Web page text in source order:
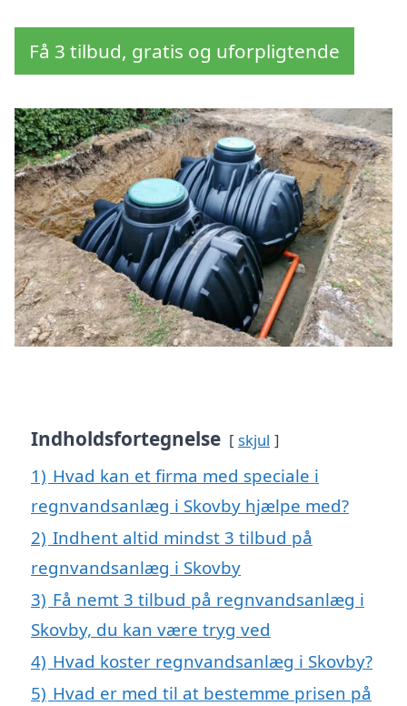
Få 3 tilbud, gratis og uforpligtende
Indholdsfortegnelse skjul
1) Hvad kan et firma med speciale i
regnvandsanlæg i Skovby hjælpe med?
2) Indhent altid mindst 3 tilbud på
regnvandsanlæg i Skovby
3) Få nemt 3 tilbud på regnvandsanlæg i
Skovby, du kan være tryg ved
4) Hvad koster regnvandsanlæg i Skovby?
5) Hvad er med til at bestemme prisen på